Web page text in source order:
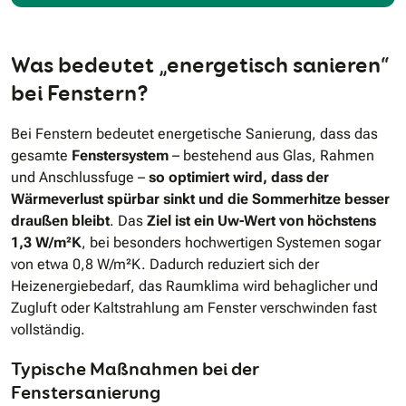
Was bedeutet „energetisch sanieren“
bei Fenstern?
Bei Fenstern bedeutet energetische Sanierung, dass das
gesamte Fenstersystem – bestehend aus Glas, Rahmen
und Anschlussfuge – so optimiert wird, dass der
Wärmeverlust spürbar sinkt und die Sommerhitze besser
draußen bleibt. Das Ziel ist ein Uw-Wert von höchstens
1,3 W/m²K, bei besonders hochwertigen Systemen sogar
von etwa 0,8 W/m²K. Dadurch reduziert sich der
Heizenergiebedarf, das Raumklima wird behaglicher und
Zugluft oder Kaltstrahlung am Fenster verschwinden fast
vollständig.
Typische Maßnahmen bei der
Fenstersanierung